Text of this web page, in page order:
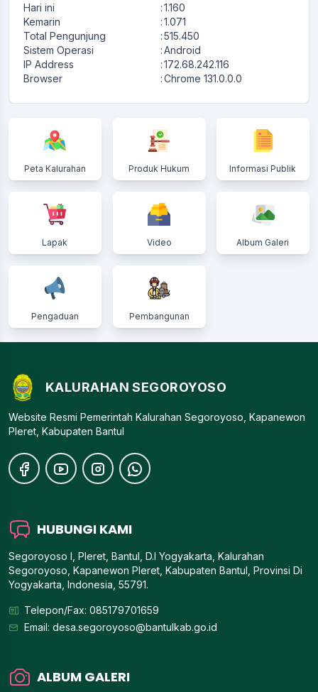
Hari ini :1.160
Kemarin
:1.071
Total Pengunjung
:515.450
Sistem Operasi
:Android
IP Address
:172.68.242.116
Browser
:Chrome 131.0.0.0
Peta Kalurahan Produk Hukum Informasi Publik
Lapak Video Album Galeri
Pengaduan Pembangunan
KALURAHAN SEGOROYOSO
Website Resmi Pemerintah Kalurahan Segoroyoso, Kapanewon
Pleret, Kabupaten Bantul
HUBUNGI KAMI
Segoroyoso I, Pleret, Bantul, D.I Yogyakarta, Kalurahan
Segoroyoso, Kapanewon Pleret, Kabupaten Bantul, Provinsi Di
Yogyakarta, Indonesia, 55791.
Telepon/Fax: 085179701659
Email: desa.segoroyoso@bantulkab.go.id
ALBUM GALERI